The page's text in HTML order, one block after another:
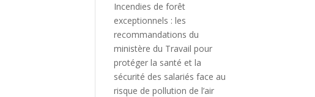
Incendies de forêt
exceptionnels : les
recommandations du
ministère du Travail pour
protéger la santé et la
sécurité des salariés face au
risque de pollution de l’air